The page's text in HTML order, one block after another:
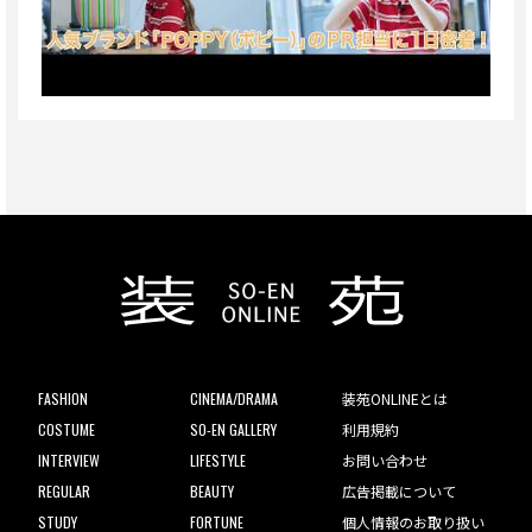
FASHION
COSTUME
INTERVIEW
REGULAR
STUDY
CINEMA/DRAMA
SO-EN GALLERY
LIFESTYLE
BEAUTY
FORTUNE
装苑ONLINEとは
利用規約
お問い合わせ
広告掲載について
個人情報のお取り扱い